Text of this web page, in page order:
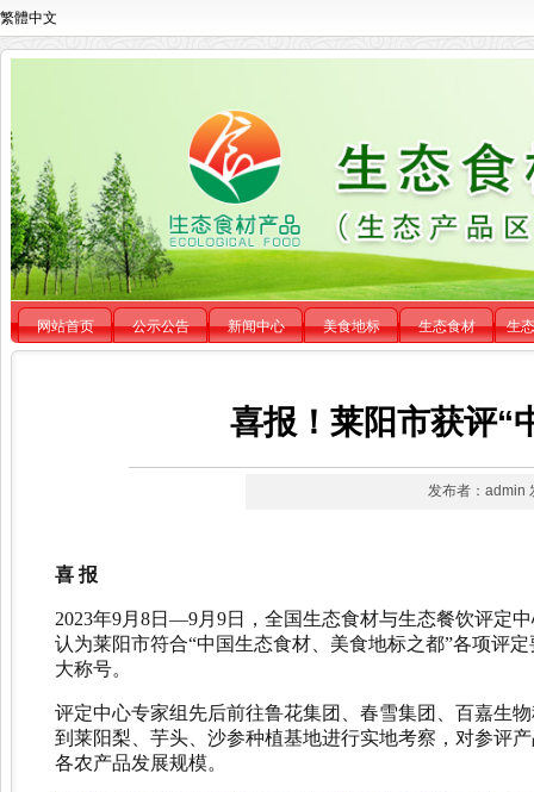
繁體中文
网站首页 公示公告 新闻中心 美食地标 生态食材 生
喜报！莱阳市获评“
发布者：admin
喜 报
2023年9月8日—9月9日，全国生态食材与生态餐饮评定
认为莱阳市符合“中国生态食材、美食地标之都”各项评
大称号。
评定中心专家组先后前往鲁花集团、春雪集团、百嘉生
到莱阳梨、芋头、沙参种植基地进行实地考察，对参评
各农产品发展规模。